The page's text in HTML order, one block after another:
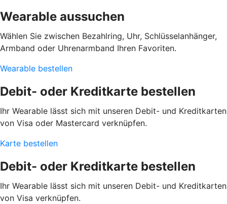
Wearable aussuchen
Wählen Sie zwischen Bezahlring, Uhr, Schlüsselanhänger,
Armband oder Uhrenarmband Ihren Favoriten.
Wearable bestellen
Debit- oder Kreditkarte bestellen
Ihr Wearable lässt sich mit unseren Debit- und Kreditkarten
von Visa oder Mastercard verknüpfen.
Karte bestellen
Debit- oder Kreditkarte bestellen
Ihr Wearable lässt sich mit unseren Debit- und Kreditkarten
von Visa verknüpfen.